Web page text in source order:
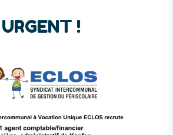
URGENT !